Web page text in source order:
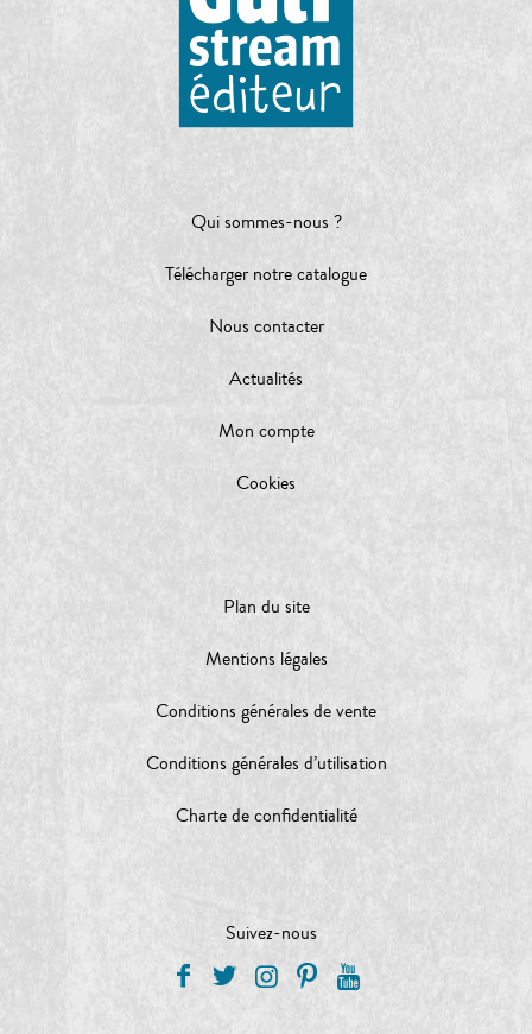
Qui sommes-nous ?
Télécharger notre catalogue
Nous contacter
Actualités
Mon compte
Cookies
Plan du site
Mentions légales
Conditions générales de vente
Conditions générales d’utilisation
Charte de confidentialité
Suivez-nous